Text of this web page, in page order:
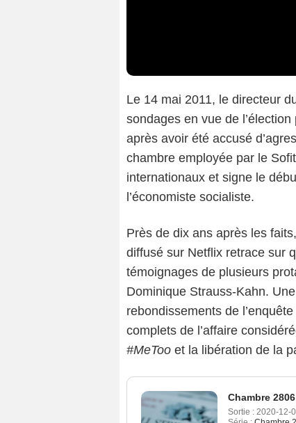
Le 14 mai 2011, le directeur
sondages en vue de
après avoir été accusé
chambre employée par le
internationaux et signe le
l’économiste socialiste.
Près de dix ans après les
diffusé sur Netflix retrace sur
témoignages de plusieurs
Dominique Strauss-Kahn.
rebondissements de
complets de l’affaire
#MeToo et la libération de la
Chambre
Sortie : 2020-12-